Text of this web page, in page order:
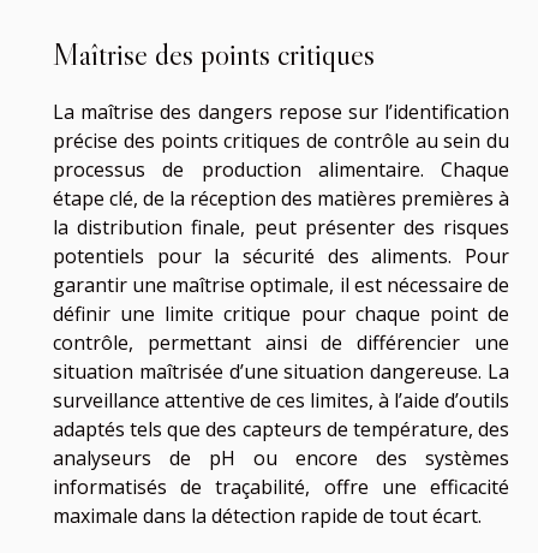
Maîtrise des points critiques
La maîtrise des dangers repose sur l’identification
précise des points critiques de contrôle au sein du
processus de production alimentaire. Chaque
étape clé, de la réception des matières premières à
la distribution finale, peut présenter des risques
potentiels pour la sécurité des aliments. Pour
garantir une maîtrise optimale, il est nécessaire de
définir une limite critique pour chaque point de
contrôle, permettant ainsi de différencier une
situation maîtrisée d’une situation dangereuse. La
surveillance attentive de ces limites, à l’aide d’outils
adaptés tels que des capteurs de température, des
analyseurs de pH ou encore des systèmes
informatisés de traçabilité, offre une efficacité
maximale dans la détection rapide de tout écart.